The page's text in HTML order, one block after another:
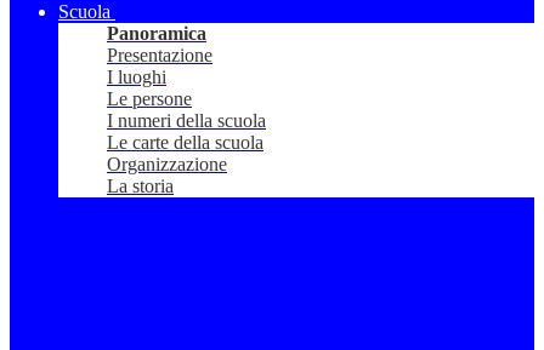
Scuola
Panoramica
Presentazione
I luoghi
Le persone
I numeri della scuola
Le carte della scuola
Organizzazione
La storia